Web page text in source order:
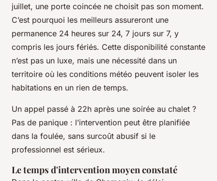
juillet, une porte coincée ne choisit pas son moment.
C’est pourquoi les meilleurs assureront une
permanence 24 heures sur 24, 7 jours sur 7, y
compris les jours fériés. Cette disponibilité constante
n’est pas un luxe, mais une nécessité dans un
territoire où les conditions météo peuvent isoler les
habitations en un rien de temps.
Un appel passé à 22h après une soirée au chalet ?
Pas de panique : l’intervention peut être planifiée
dans la foulée, sans surcoût abusif si le
professionnel est sérieux.
Le temps d'intervention moyen constaté